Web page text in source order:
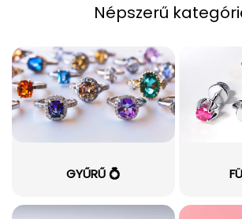
Népszerű
GYŰRŰ 💍